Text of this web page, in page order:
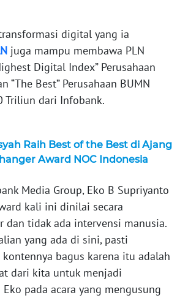
digital yang ia
juga mampu membawa PLN
Digital Index” Perusahaan
“The Best” Perusahaan BUMN
Triliun dari Infobank.
Raih Best of the Best di Ajang
Award NOC Indonesia
Media Group, Eko B Supriyanto
kali ini dinilai secara
dan tidak ada intervensi manusia.
yang ada di sini, pasti
kontennya bagus karena itu adalah
dari kita untuk menjadi
Eko pada acara yang mengusung